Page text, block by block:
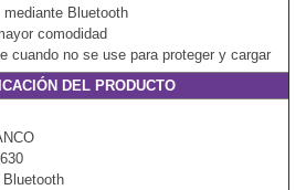
Bluetooth
comodidad
cuando no se use para proteger y cargar
DEL PRODUCTO